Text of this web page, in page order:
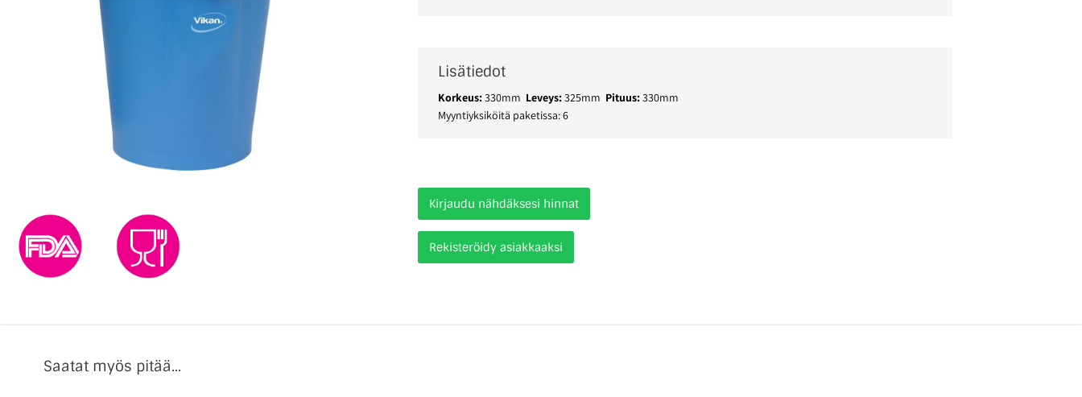
Lisätiedot
Korkeus:330mm Leveys:325mm Pituus:330mm
Myyntiyksiköitä paketissa: 6
Kirjaudu nähdäksesi hinnat
Rekisteröidy asiakkaaksi
Saatat myös pitää...